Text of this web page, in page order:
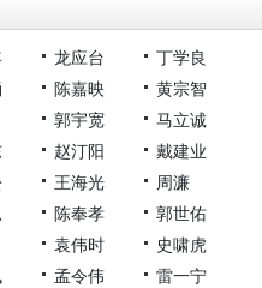
龙应台
丁学良
陈嘉映
黄宗智
郭宇宽
马立诚
赵汀阳
戴建业
王海光
周濂
陈奉孝
郭世佑
袁伟时
史啸虎
孟令伟
雷一宁